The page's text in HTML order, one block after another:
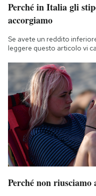
Perché in Italia gli
accorgiamo
Se avete un reddito
leggere questo articolo vi
Perché non